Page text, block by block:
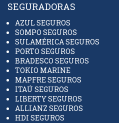
SEGURADORAS
AZUL SEGUROS
SOMPO SEGUROS
SULAMÉRICA SEGUROS
PORTO SEGUROS
BRADESCO SEGUROS
TOKIO MARINE
MAPFRE SEGUROS
ITAÚ SEGUROS
LIBERTY SEGUROS
ALLIANZ SEGUROS
HDI SEGUROS